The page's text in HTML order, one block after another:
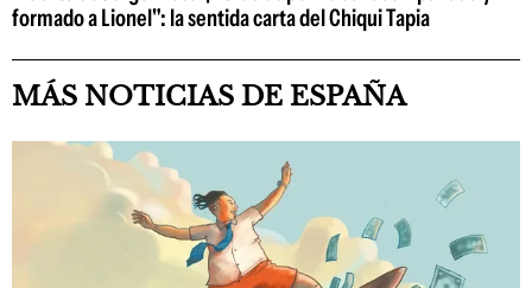
formado a Lionel": la sentida carta del Chiqui Tapia
MÁS NOTICIAS DE ESPAÑA